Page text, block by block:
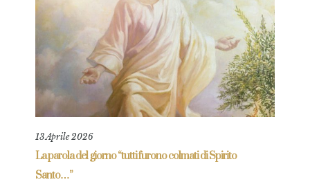
13 Aprile 2026
La parola del giorno “tutti furono colmati di Spirito
Santo…”